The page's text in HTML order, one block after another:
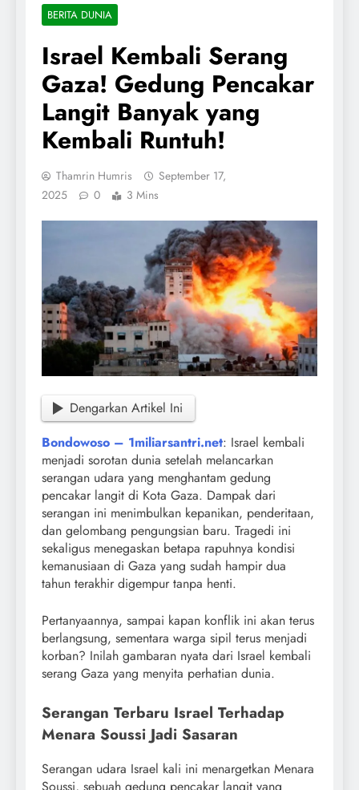
BERITA DUNIA
Israel Kembali Serang
Gaza! Gedung Pencakar
Langit Banyak yang
Kembali Runtuh!
Thamrin Humris
September 17,
2025
0 3 Mins
Dengarkan Artikel Ini
Bondowoso – 1miliarsantri.net: Israel kembali
menjadi sorotan dunia setelah melancarkan
serangan udara yang menghantam gedung
pencakar langit di Kota Gaza. Dampak dari
serangan ini menimbulkan kepanikan, penderitaan,
dan gelombang pengungsian baru. Tragedi ini
sekaligus menegaskan betapa rapuhnya kondisi
kemanusiaan di Gaza yang sudah hampir dua
tahun terakhir digempur tanpa henti.
Pertanyaannya, sampai kapan konflik ini akan terus
berlangsung, sementara warga sipil terus menjadi
korban? Inilah gambaran nyata dari Israel kembali
serang Gaza yang menyita perhatian dunia.
Serangan Terbaru Israel Terhadap
Menara Soussi Jadi Sasaran
Serangan udara Israel kali ini menargetkan Menara
Soussi, sebuah gedung pencakar langit yang